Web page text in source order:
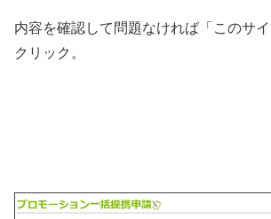
内容を確認して問題なければ「このサ
クリック。